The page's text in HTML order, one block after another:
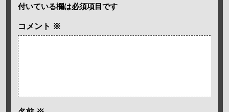
付いている欄は必須項目です
コメント ※